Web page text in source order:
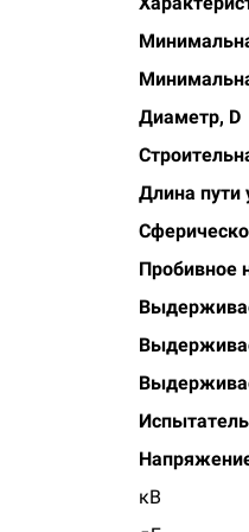
Диаметр, D
Длина пути
Пробивное
кВ